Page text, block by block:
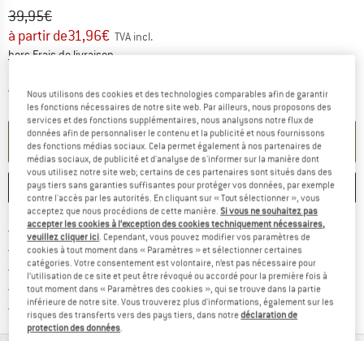
Prix initial :
39,95€
Prix:
à partir de31,96€ TVA incl.
hors Frais de livraison
Article momentanément épuisé; Le lien s'ouvre dans une boîte
PARAMÉTRER ALERTE
ENREGISTRER COMPARER
Livraison gratuite dès 69 € (FR)Trouve les infos sur la
Droit de retour de 100 joursTrouve les informations de
> 4 000 000 clients satisfaits
Tous les articles disponibles
Protection des acheteurs de Trusted ShopsTrouve toutes les
Nous utilisons des cookies et des technologies comparables afin de garantir
les fonctions nécessaires de notre site web. Par ailleurs, nous proposons des
services et des fonctions supplémentaires, nous analysons notre flux de
données afin de personnaliser le contenu et la publicité et nous fournissons
des fonctions médias sociaux. Cela permet également à nos partenaires de
médias sociaux, de publicité et d'analyse de s'informer sur la manière dont
vous utilisez notre site web; certains de ces partenaires sont situés dans des
pays tiers sans garanties suffisantes pour protéger vos données, par exemple
contre l'accès par les autorités. En cliquant sur « Tout sélectionner », vous
acceptez que nous procédions de cette manière.Si vous ne souhaitez pas
accepter les cookies à l’exception des cookies techniquement nécessaires,
veuillez cliquer ici. Cependant, vous pouvez modifier vos paramètres de
cookies à tout moment dans « Paramètres » et sélectionner certaines
catégories. Votre consentement est volontaire, n’est pas nécessaire pour
l’utilisation de ce site et peut être révoqué ou accordé pour la première fois à
tout moment dans « Paramètres des cookies », qui se trouve dans la partie
inférieure de notre site. Vous trouverez plus d'informations, également sur les
risques des transferts vers des pays tiers, dans notredéclaration de
protection des données.